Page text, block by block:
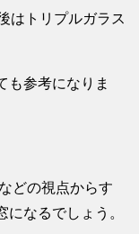
はトリプルガラス
も参考になりま
どの視点からす
なるでしょう。